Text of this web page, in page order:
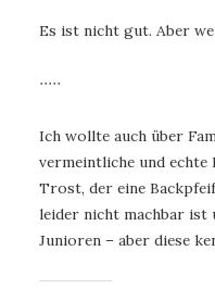
Es ist nicht gut. Aber
∙∙∙∙∙
Ich wollte auch über
vermeintliche und echte
Trost, der eine
leider nicht machbar ist
Junioren – aber diese